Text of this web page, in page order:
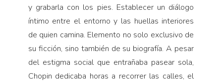
y grabarla con los pies. Establecer un diálogo
íntimo entre el entorno y las huellas interiores
de quien camina. Elemento no solo exclusivo de
su ficción, sino también de su biografía. A pesar
del estigma social que entrañaba pasear sola,
Chopin dedicaba horas a recorrer las calles, el